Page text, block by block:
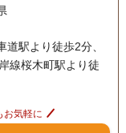
駅より徒歩2分、
線桜木町駅より徒
お気軽に